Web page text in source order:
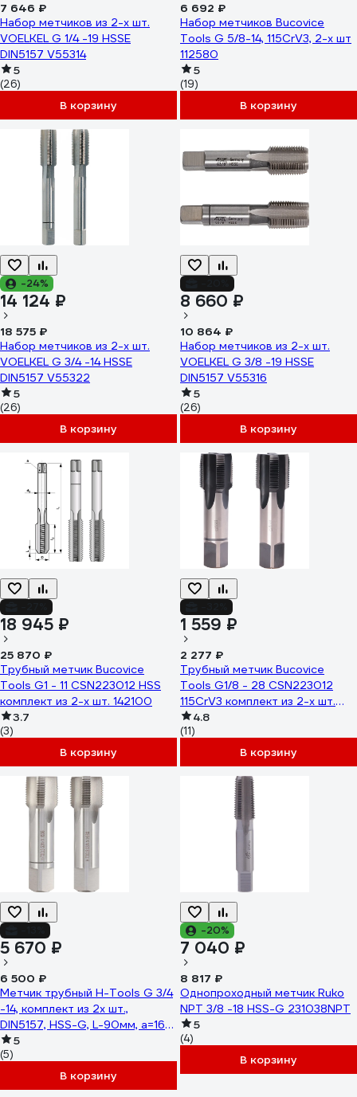
7 646 ₽
Набор метчиков из 2-х шт.
VOELKEL G 1/4 -19 HSSE
DIN5157 V55314
5
(26)
В корзину
6 692 ₽
Набор метчиков Bucovice
Tools G 5/8-14, 115CrV3, 2-х шт
112580
5
(19)
В корзину
-24%
14 124 ₽
18 575 ₽
Набор метчиков из 2-х шт.
VOELKEL G 3/4 -14 HSSE
DIN5157 V55322
5
(26)
В корзину
8 660 ₽
10 864 ₽
Набор метчиков из 2-х шт.
VOELKEL G 3/8 -19 HSSE
DIN5157 V55316
5
(26)
В корзину
18 945 ₽
25 870 ₽
Трубный метчик Bucovice
Tools G1 - 11 CSN223012 HSS
комплект из 2-х шт. 142100
3.7
(3)
В корзину
1 559 ₽
2 277 ₽
Трубный метчик Bucovice
Tools G1/8 - 28 CSN223012
115CrV3 комплект из 2-х шт.
112180
4.8
(11)
В корзину
5 670 ₽
6 500 ₽
Метчик трубный H-Tools G 3/4
-14, комплект из 2х шт.,
DIN5157, HSS-G, L-90мм, a=16
25322HT
5
(5)
В корзину
-20%
7 040 ₽
8 817 ₽
Однопроходный метчик Ruko
NPT 3/8 -18 HSS-G 231038NPT
5
(4)
В корзину